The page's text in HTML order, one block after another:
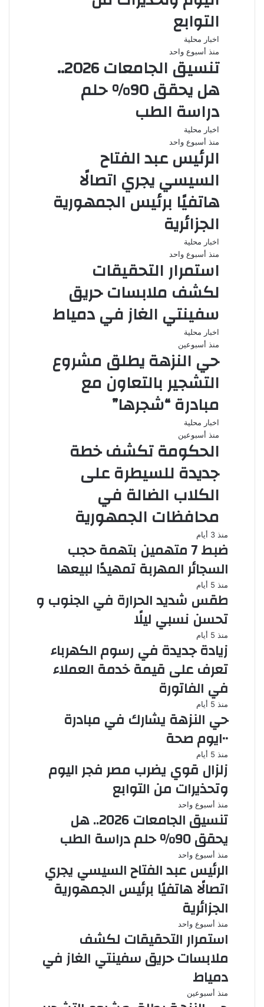
التوابع
اخبار محلية
منذ أسبوع واحد
تنسيق الجامعات 2026..
هل يحقق 90% حلم
دراسة الطب
اخبار محلية
منذ أسبوع واحد
الرئيس عبد الفتاح
السيسي يجري اتصالًا
هاتفيًا برئيس الجمهورية
الجزائرية
اخبار محلية
منذ أسبوع واحد
استمرار التحقيقات
لكشف ملابسات حريق
سفينتي الغاز في دمياط
اخبار محلية
منذ أسبوعين
حي النزهة يطلق مشروع
التشجير بالتعاون مع
مبادرة “شجرها”
اخبار محلية
منذ أسبوعين
الحكومة تكشف خطة
جديدة للسيطرة على
الكلاب الضالة في
محافظات الجمهورية
منذ 3 أيام
ضبط 7 متهمين بتهمة حجب
السجائر المهربة تمهيدًا لبيعها
منذ 5 أيام
طقس شديد الحرارة في الجنوب و
تحسن نسبي ليلًا
منذ 5 أيام
زيادة جديدة في رسوم الكهرباء
تعرف على قيمة خدمة العملاء
في الفاتورة
منذ 5 أيام
حي النزهة يشارك في مبادرة
١٠٠يوم صحة
منذ 5 أيام
زلزال قوي يضرب مصر فجر اليوم
وتحذيرات من التوابع
منذ أسبوع واحد
تنسيق الجامعات 2026.. هل
يحقق 90% حلم دراسة الطب
منذ أسبوع واحد
الرئيس عبد الفتاح السيسي يجري
اتصالًا هاتفيًا برئيس الجمهورية
الجزائرية
منذ أسبوع واحد
استمرار التحقيقات لكشف
ملابسات حريق سفينتي الغاز في
دمياط
منذ أسبوعين